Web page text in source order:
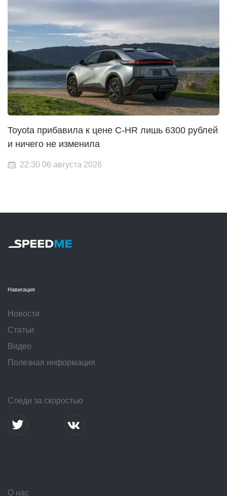
Toyota прибавила к цене C-HR лишь 6300 рублей
и ничего не изменила
22:30 06 августа 2026
Навигация
Новости
Статьи
Видео
Полезная информация
Следи за скоростью
О нас